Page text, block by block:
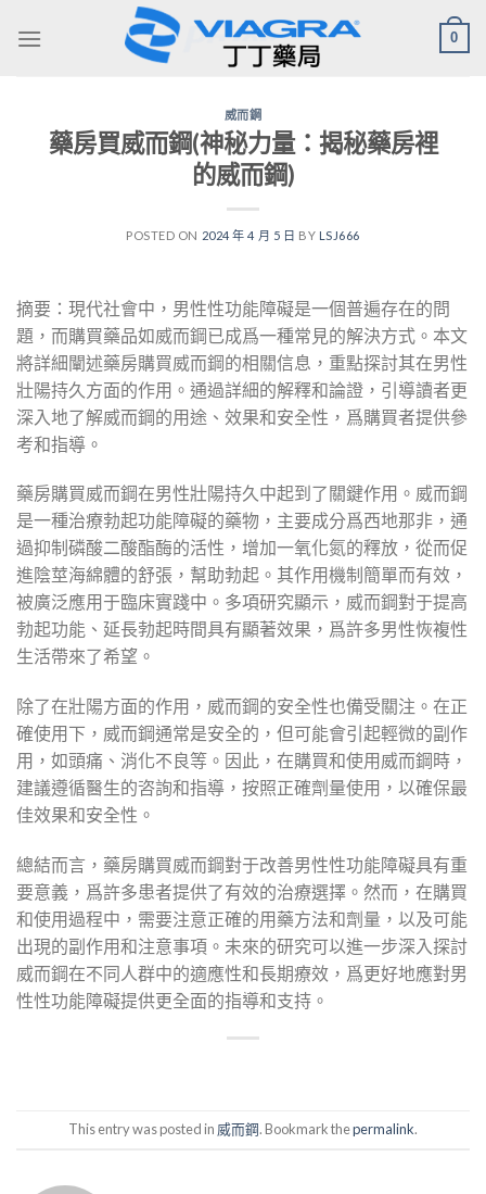
0
威而鋼
藥房買威而鋼(神秘力量：揭秘藥房裡
的威而鋼)
POSTED ON 2024 年 4 月 5 日 BY LSJ666
摘要：現代社會中，男性性功能障礙是一個普遍存在的問
題，而購買藥品如威而鋼已成爲一種常見的解決方式。本文
將詳細闡述藥房購買威而鋼的相關信息，重點探討其在男性
壯陽持久方面的作用。通過詳細的解釋和論證，引導讀者更
深入地了解威而鋼的用途、效果和安全性，爲購買者提供參
考和指導。
藥房購買威而鋼在男性壯陽持久中起到了關鍵作用。威而鋼
是一種治療勃起功能障礙的藥物，主要成分爲西地那非，通
過抑制磷酸二酸酯酶的活性，增加一氧化氮的釋放，從而促
進陰莖海綿體的舒張，幫助勃起。其作用機制簡單而有效，
被廣泛應用于臨床實踐中。多項研究顯示，威而鋼對于提高
勃起功能、延長勃起時間具有顯著效果，爲許多男性恢複性
生活帶來了希望。
除了在壯陽方面的作用，威而鋼的安全性也備受關注。在正
確使用下，威而鋼通常是安全的，但可能會引起輕微的副作
用，如頭痛、消化不良等。因此，在購買和使用威而鋼時，
建議遵循醫生的咨詢和指導，按照正確劑量使用，以確保最
佳效果和安全性。
總結而言，藥房購買威而鋼對于改善男性性功能障礙具有重
要意義，爲許多患者提供了有效的治療選擇。然而，在購買
和使用過程中，需要注意正確的用藥方法和劑量，以及可能
出現的副作用和注意事項。未來的研究可以進一步深入探討
威而鋼在不同人群中的適應性和長期療效，爲更好地應對男
性性功能障礙提供更全面的指導和支持。
This entry was posted in 威而鋼. Bookmark thepermalink.